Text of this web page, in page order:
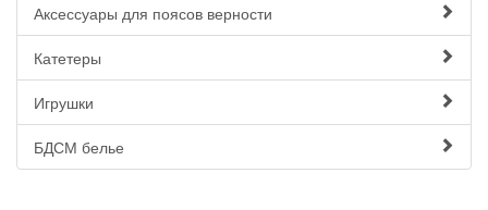
Аксессуары для поясов верности
Катетеры
Игрушки
БДСМ белье